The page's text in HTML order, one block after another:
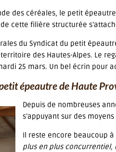
des céréales, le petit
cette filière structurée
du Syndicat du petit
des Hautes-Alpes. Le
25 mars. Un bel écrin
épeautre de Haute
Depuis de nombreuses
s’appuyant sur des
Il reste encore beaucoup
plus en plus concurrentiel,